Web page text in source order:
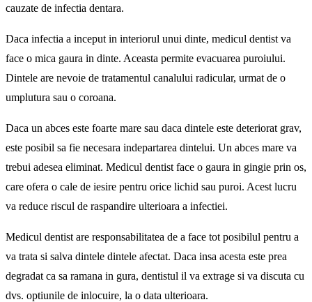
cauzate de infectia dentara.
Daca infectia a inceput in interiorul unui dinte, medicul dentist va
face o mica gaura in dinte. Aceasta permite evacuarea puroiului.
Dintele are nevoie de tratamentul canalului radicular, urmat de o
umplutura sau o coroana.
Daca un abces este foarte mare sau daca dintele este deteriorat grav,
este posibil sa fie necesara indepartarea dintelui. Un abces mare va
trebui adesea eliminat. Medicul dentist face o gaura in gingie prin os,
care ofera o cale de iesire pentru orice lichid sau puroi. Acest lucru
va reduce riscul de raspandire ulterioara a infectiei.
Medicul dentist are responsabilitatea de a face tot posibilul pentru a
va trata si salva dintele dintele afectat. Daca insa acesta este prea
degradat ca sa ramana in gura, dentistul il va extrage si va discuta cu
dvs. optiunile de inlocuire, la o data ulterioara.